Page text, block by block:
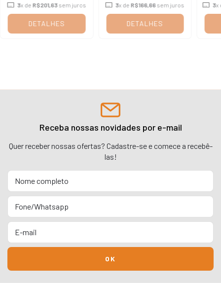
3x de R$201,63sem juros
DETALHES
3x de R$166,66sem juros
DETALHES
3x
Receba nossas novidades por e-mail
Quer receber nossas ofertas? Cadastre-se e comece a recebê-
las!